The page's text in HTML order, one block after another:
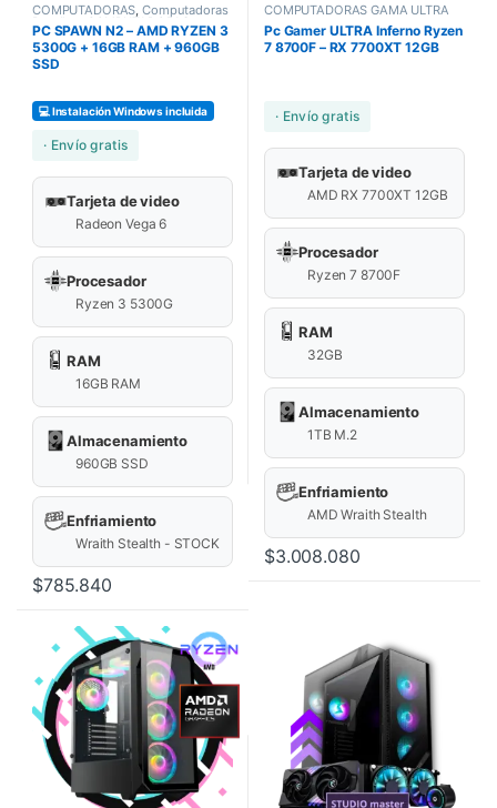
COMPUTADORAS ,Computadoras
COMPUTADORAS
GAMERS
PC SPAWN N2 – AMD RYZEN 3
5300G + 16GB RAM + 960GB
SSD
💻 Instalación Windows incluida
· Envío gratis
Tarjeta de video
Radeon Vega 6
Procesador
Ryzen 3 5300G
RAM
16GB RAM
Almacenamiento
960GB SSD
Enfriamiento
Wraith Stealth - STOCK
$785.840
COMPUTADORAS GAMA ULTRA
Pc Gamer ULTRA Inferno Ryzen
7 8700F – RX 7700XT 12GB
· Envío gratis
Tarjeta de video
AMD RX 7700XT 12GB
Procesador
Ryzen 7 8700F
RAM
32GB
Almacenamiento
1TB M.2
Enfriamiento
AMD Wraith Stealth
$3.008.080